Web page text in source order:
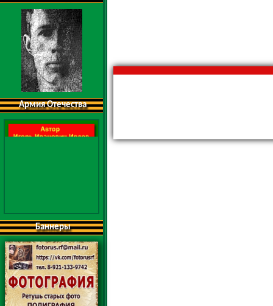
Армия Отечества
Баннеры